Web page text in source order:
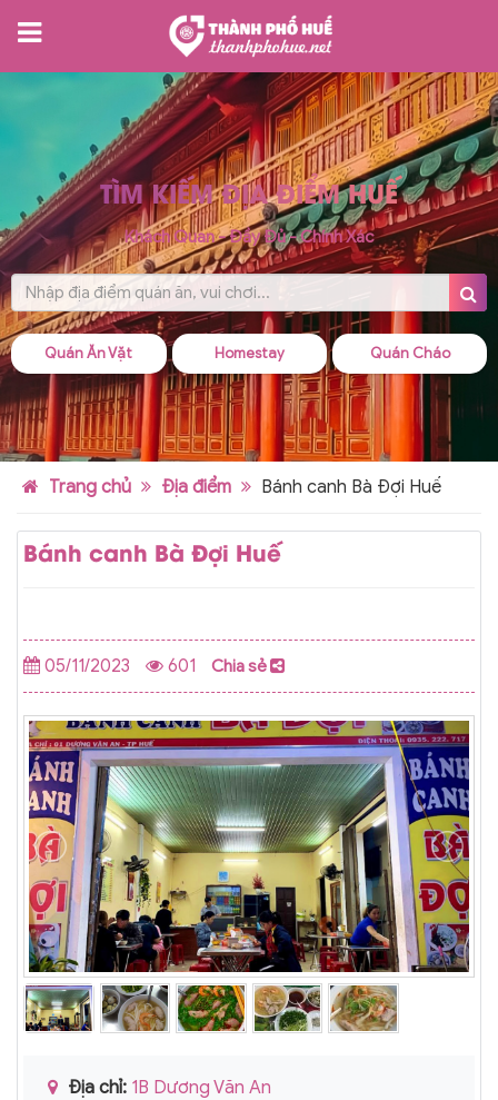
TÌM KIẾM ĐỊA ĐIỂM HUẾ
Khách Quan - Đầy Đủ - Chính Xác
Quán Ăn Vặt Homestay Quán Cháo
Trang chủ Địa điểm Bánh canh Bà Đợi Huế
Bánh canh Bà Đợi Huế
05/11/2023 601 Chia sẻ
Địa chỉ: 1B Dương Văn An